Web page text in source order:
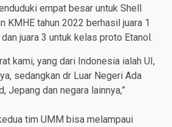
empat besar untuk Shell
KMHE tahun 2022 berhasil juara 1
juara 3 untuk kelas proto Etanol.
kami, yang dari Indonesia ialah UI,
sedangkan dr Luar Negeri Ada
Jepang dan negara lainnya,”
tim UMM bisa melampaui